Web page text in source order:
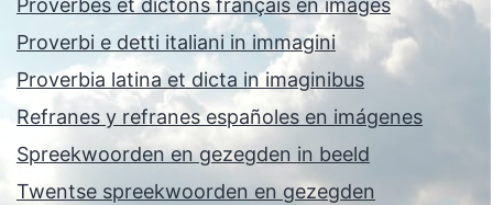
Proverbes et dictons français en images
Proverbi e detti italiani in immagini
Proverbia latina et dicta in imaginibus
Refranes y refranes españoles en imágenes
Spreekwoorden en gezegden in beeld
Twentse spreekwoorden en gezegden